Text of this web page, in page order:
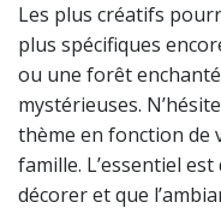
Les plus créatifs
plus spécifiques
ou une forêt
mystérieuses.
thème en fonction de
famille. L’essentiel
décorer et que